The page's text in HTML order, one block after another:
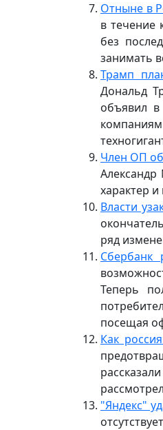
Отныне в
в течение
без
занимать
Трамп
Дональд
объявил
Член ОП
характер
Власти
ряд
Сбербанк
Теперь
посещая
Как
"Яндекс"